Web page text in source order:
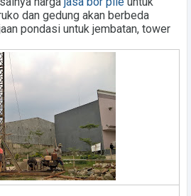
dan gedung akan berbeda
pondasi untuk jembatan, tower